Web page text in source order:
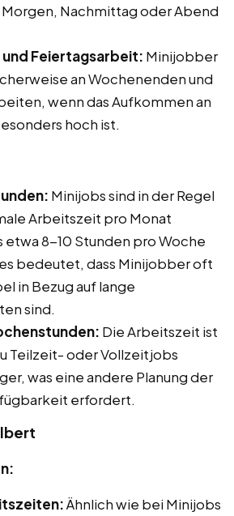
Nachmittag oder Abend
Feiertagsarbeit: Minijobber
an Wochenenden und
wenn das Aufkommen an
hoch ist.
Minijobs sind in der Regel
Arbeitszeit pro Monat
etwa 8-10 Stunden pro Woche
bedeutet, dass Minijobber oft
in Bezug auf lange
sind.
Die Arbeitszeit ist
Teilzeit- oder Vollzeitjobs
was eine andere Planung der
erfordert.
Ähnlich wie bei Minijobs